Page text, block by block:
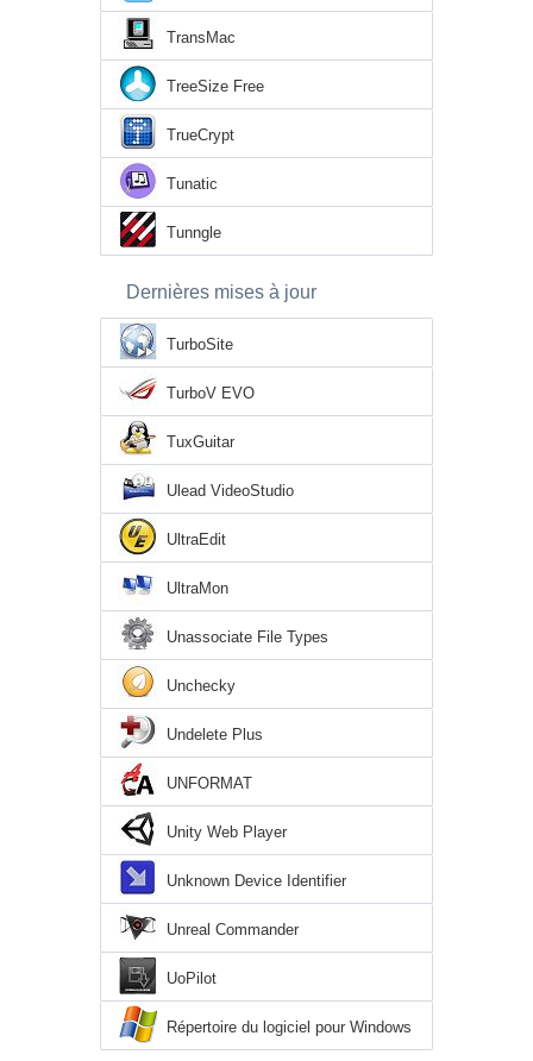
TransMac
TreeSize Free
TrueCrypt
Tunatic
Tunngle
Dernières mises à jour
TurboSite
TurboV EVO
TuxGuitar
Ulead VideoStudio
UltraEdit
UltraMon
Unassociate File Types
Unchecky
Undelete Plus
UNFORMAT
Unity Web Player
Unknown Device Identifier
Unreal Commander
UoPilot
Répertoire du logiciel pour Windows
XP